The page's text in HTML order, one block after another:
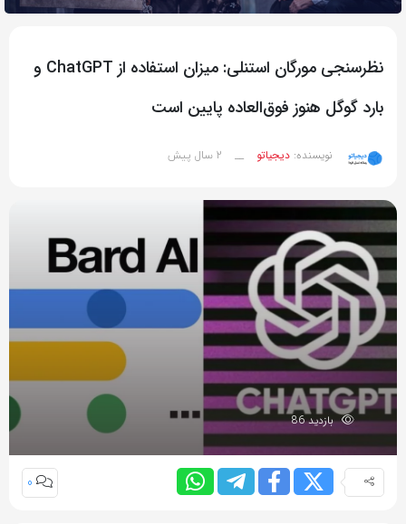
نظرسنجی مورگان استنلی: میزان استفاده از ChatGPT و
بارد گوگل هنوز فوق‌العاده پایین است
نویسنده: دیجیاتو __ 2 سال پیش
بازدید 86
0